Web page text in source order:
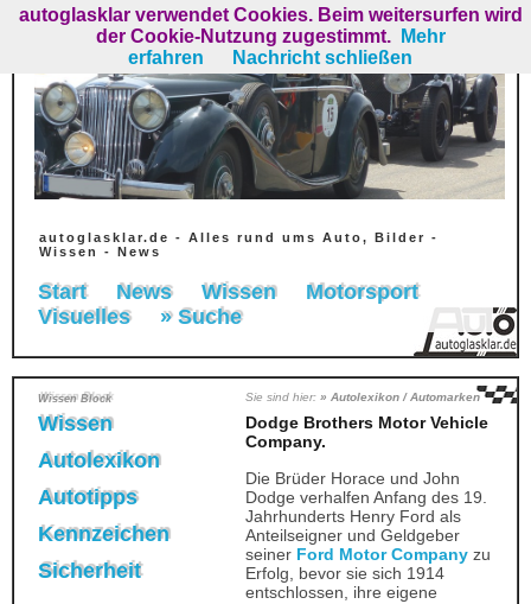
autoglasklar.de - Alles rund ums Auto, Bilder -
Wissen - News
Start News Wissen
Motorsport
Visuelles
» Suche
Wissen Block
Wissen
Autolexikon
Autotipps
Kennzeichen
Sicherheit
Sie sind hier: » Autolexikon / Automarken
Dodge Brothers Motor Vehicle
Company.
Die Brüder Horace und John
Dodge verhalfen Anfang des 19.
Jahrhunderts Henry Ford als
Anteilseigner und Geldgeber
seiner Ford Motor Company zu
Erfolg, bevor sie sich 1914
entschlossen, ihre eigene
autoglasklar verwendet Cookies. Beim weitersurfen wird
der Cookie-Nutzung zugestimmt.
Mehr
erfahren
Nachricht schließen